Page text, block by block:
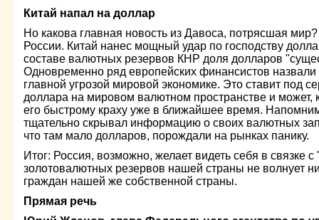
Китай напал на доллар
Но какова главная новость из Давоса, потрясшая
России. Китай нанес мощный удар по господству
составе валютных резервов КНР доля долларов
Одновременно ряд европейских финансистов
главной угрозой мировой экономике. Это ставит под
доллара на мировом валютном пространстве и может,
его быстрому краху уже в ближайшее время.
тщательно скрывал информацию о своих валютных
что там мало долларов, порождали на рынках панику.
Итог: Россия, возможно, желает видеть себя в связке с
золотовалютных резервов нашей страны не волнует
граждан нашей же собственной страны.
Прямая речь